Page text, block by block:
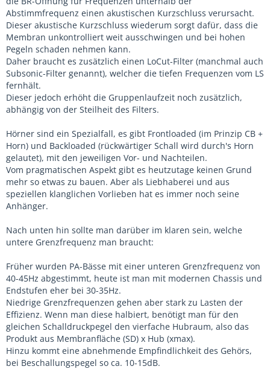
Abstimmfrequenz einen akustischen Kurzschluss verursacht.
Dieser akustische Kurzschluss wiederum sorgt dafür, dass die
Membran unkontrolliert weit ausschwingen und bei hohen
Pegeln schaden nehmen kann.
Daher braucht es zusätzlich einen LoCut-Filter (manchmal auch
Subsonic-Filter genannt), welcher die tiefen Frequenzen vom LS
fernhält.
Dieser jedoch erhöht die Gruppenlaufzeit noch zusätzlich,
abhängig von der Steilheit des Filters.
Hörner sind ein Spezialfall, es gibt Frontloaded (im Prinzip CB +
Horn) und Backloaded (rückwärtiger Schall wird durch's Horn
gelautet), mit den jeweiligen Vor- und Nachteilen.
Vom pragmatischen Aspekt gibt es heutzutage keinen Grund
mehr so etwas zu bauen. Aber als Liebhaberei und aus
speziellen klanglichen Vorlieben hat es immer noch seine
Anhänger.
Nach unten hin sollte man darüber im klaren sein, welche
untere Grenzfrequenz man braucht:
Früher wurden PA-Bässe mit einer unteren Grenzfrequenz von
40-45Hz abgestimmt, heute ist man mit modernen Chassis und
Endstufen eher bei 30-35Hz.
Niedrige Grenzfrequenzen gehen aber stark zu Lasten der
Effizienz. Wenn man diese halbiert, benötigt man für den
gleichen Schalldruckpegel den vierfache Hubraum, also das
Produkt aus Membranfläche (SD) x Hub (xmax).
Hinzu kommt eine abnehmende Empfindlichkeit des Gehörs,
bei Beschallungspegel so ca. 10-15dB.